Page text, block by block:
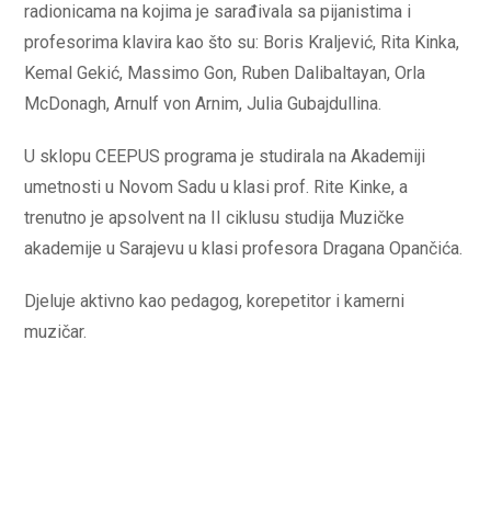
radionicama na kojima je sarađivala sa pijanistima i
profesorima klavira kao što su: Boris Kraljević, Rita Kinka,
Kemal Gekić, Massimo Gon, Ruben Dalibaltayan, Orla
McDonagh, Arnulf von Arnim, Julia Gubajdullina.
U sklopu CEEPUS programa je studirala na Akademiji
umetnosti u Novom Sadu u klasi prof. Rite Kinke, a
trenutno je apsolvent na II ciklusu studija Muzičke
akademije u Sarajevu u klasi profesora Dragana Opančića.
Djeluje aktivno kao pedagog, korepetitor i kamerni
muzičar.